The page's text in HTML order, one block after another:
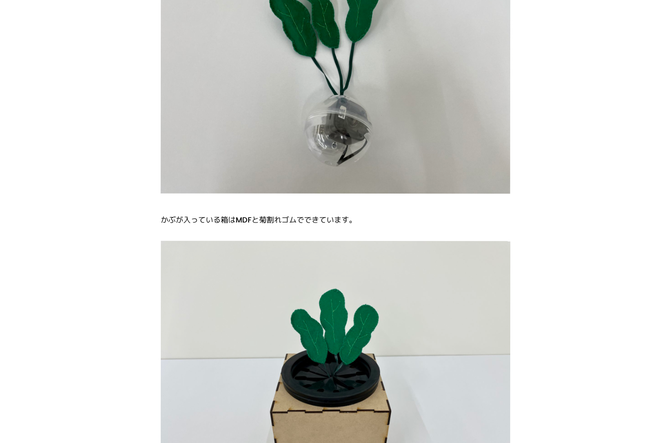
かぶが入っている箱はMDFと菊割れゴムでできています。